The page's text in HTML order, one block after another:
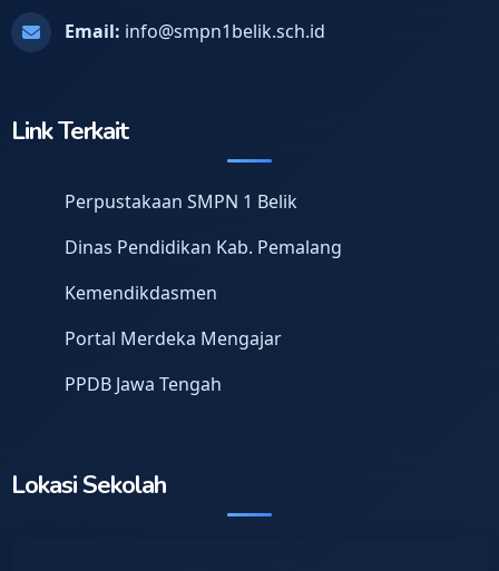
Email: info@smpn1belik.sch.id
Link Terkait
Perpustakaan SMPN 1 Belik
Dinas Pendidikan Kab. Pemalang
Kemendikdasmen
Portal Merdeka Mengajar
PPDB Jawa Tengah
Lokasi Sekolah